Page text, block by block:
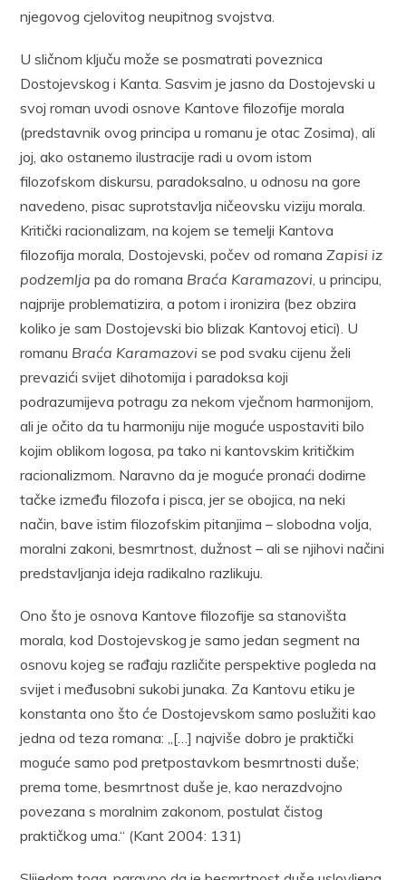
njegovog cjelovitog neupitnog svojstva.
U sličnom ključu može se posmatrati poveznica
Dostojevskog i Kanta. Sasvim je jasno da Dostojevski u
svoj roman uvodi osnove Kantove filozofije morala
(predstavnik ovog principa u romanu je otac Zosima), ali
joj, ako ostanemo ilustracije radi u ovom istom
filozofskom diskursu, paradoksalno, u odnosu na gore
navedeno, pisac suprotstavlja ničeovsku viziju morala.
Kritički racionalizam, na kojem se temelji Kantova
filozofija morala, Dostojevski, počev od romana Zapisi iz
podzemljapa do romana Braća Karamazovi , u principu,
najprije problematizira, a potom i ironizira (bez obzira
koliko je sam Dostojevski bio blizak Kantovoj etici). U
romanu Braća Karamazovise pod svaku cijenu želi
prevazići svijet dihotomija i paradoksa koji
podrazumijeva potragu za nekom vječnom harmonijom,
ali je očito da tu harmoniju nije moguće uspostaviti bilo
kojim oblikom logosa, pa tako ni kantovskim kritičkim
racionalizmom. Naravno da je moguće pronaći dodirne
tačke između filozofa i pisca, jer se obojica, na neki
način, bave istim filozofskim pitanjima – slobodna volja,
moralni zakoni, besmrtnost, dužnost – ali se njihovi načini
predstavljanja ideja radikalno razlikuju.
Ono što je osnova Kantove filozofije sa stanovišta
morala, kod Dostojevskog je samo jedan segment na
osnovu kojeg se rađaju različite perspektive pogleda na
svijet i međusobni sukobi junaka. Za Kantovu etiku je
konstanta ono što će Dostojevskom samo poslužiti kao
jedna od teza romana: „[…] najviše dobro je praktički
moguće samo pod pretpostavkom besmrtnosti duše;
prema tome, besmrtnost duše je, kao nerazdvojno
povezana s moralnim zakonom, postulat čistog
praktičkog uma.“ (Kant 2004: 131)